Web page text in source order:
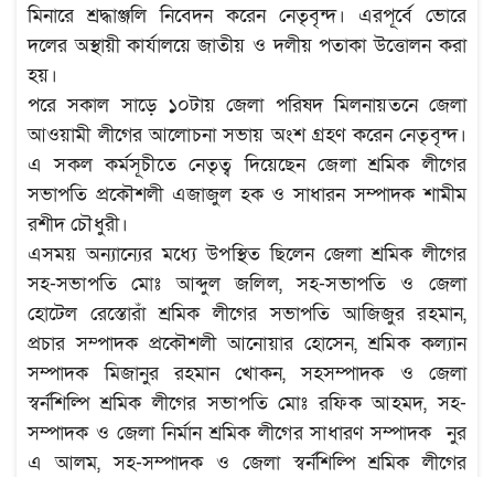
মিনারে শ্রদ্ধাঞ্জলি নিবেদন করেন নেতৃবৃন্দ। এরপূর্বে ভোরে
দলের অস্থায়ী কার্যালয়ে জাতীয় ও দলীয় পতাকা উত্তোলন করা
হয়।
পরে সকাল সাড়ে ১০টায় জেলা পরিষদ মিলনায়তনে জেলা
আওয়ামী লীগের আলোচনা সভায় অংশ গ্রহণ করেন নেতৃবৃন্দ।
এ সকল কর্মসূচীতে নেতৃত্ব দিয়েছেন জেলা শ্রমিক লীগের
সভাপতি প্রকৌশলী এজাজুল হক ও সাধারন সম্পাদক শামীম
রশীদ চৌধুরী।
এসময় অন্যান্যের মধ্যে উপস্থিত ছিলেন জেলা শ্রমিক লীগের
সহ-সভাপতি মোঃ আব্দুল জলিল, সহ-সভাপতি ও জেলা
হোটেল রেস্তোরাঁ শ্রমিক লীগের সভাপতি আজিজুর রহমান,
প্রচার সম্পাদক প্রকৌশলী আনোয়ার হোসেন, শ্রমিক কল্যান
সম্পাদক মিজানুর রহমান খোকন, সহসম্পাদক ও জেলা
স্বর্নশিল্পি শ্রমিক লীগের সভাপতি মোঃ রফিক আহমদ, সহ-
সম্পাদক ও জেলা নির্মান শ্রমিক লীগের সাধারণ সম্পাদক নুর
এ আলম, সহ-সম্পাদক ও জেলা স্বর্নশিল্পি শ্রমিক লীগের